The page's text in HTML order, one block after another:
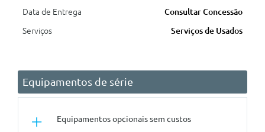
Data de Entrega
Consultar Concessão
Serviços
Serviços de Usados
Equipamentos de série
Equipamentos opcionais sem custos